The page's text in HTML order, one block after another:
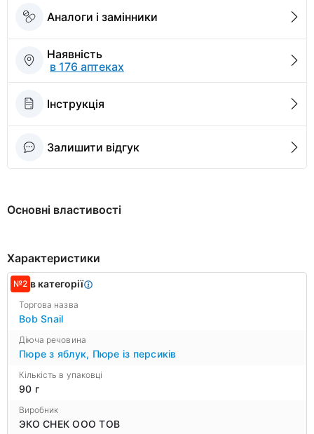
Аналоги і замінники
Наявність
в 176 аптеках
Інструкція
Залишити відгук
Основні властивості
Характеристики
№2 в категорії
Торгова назва
Bob Snail
Діюча речовина
Пюре з яблук, Пюре із персиків
Кількість в упаковці
90 г
Виробник
ЭКО СНЕК ООО ТОВ